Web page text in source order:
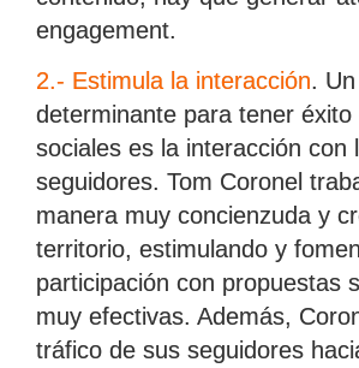
engagement.
2.- Estimula la interacción.
determinante para tener éxito
sociales es la interacción con
seguidores. Tom Coronel
manera muy concienzuda y
territorio, estimulando y
participación con propuestas
muy efectivas. Además,
tráfico de sus seguidores